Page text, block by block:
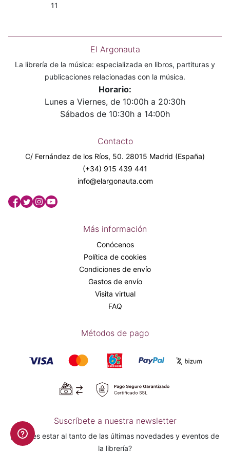
11
El Argonauta
La librería de la música: especializada en libros, partituras y
publicaciones relacionadas con la música.
Horario:
Lunes a Viernes, de 10:00h a 20:30h
Sábados de 10:30h a 14:00h
Contacto
C/ Fernández de los Ríos, 50. 28015 Madrid (España)
(+34) 915 439 441
info@elargonauta.com
Más información
Conócenos
Política de cookies
Condiciones de envío
Gastos de envío
Visita virtual
FAQ
Métodos de pago
Suscríbete a nuestra newsletter
¿Quieres estar al tanto de las últimas novedades y eventos de
la librería?